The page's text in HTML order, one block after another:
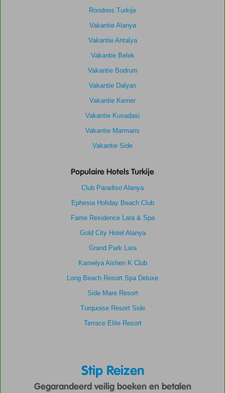
Rondreis Turkije
Vakantie Alanya
Vakantie Antalya
Vakantie Belek
Vakantie Bodrum
Vakantie Dalyan
Vakantie Kemer
Vakantie Kusadasi
Vakantie Marmaris
Vakantie Side
Populaire Hotels Turkije
Club Paradiso Alanya
Ephesia Holiday Beach Club
Fame Residence Lara & Spa
Gold City Hotel Alanya
Grand Park Lara
Kamelya Aishen K Club
Long Beach Resort Spa Deluxe
Side Mare Resort
Turquoise Resort Side
Terrace Elite Resort
Stip Reizen
Gegarandeerd veilig boeken en betalen